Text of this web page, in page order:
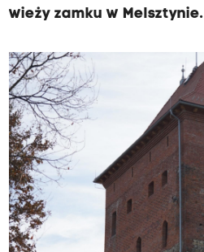
wieży zamku w Melsztynie.